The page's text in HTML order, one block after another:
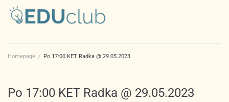
Homepage / Po 17:00 KET Radka @ 29.05.2023
Po 17:00 KET Radka @ 29.05.2023